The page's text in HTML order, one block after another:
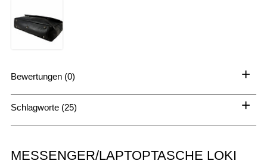
Bewertungen (0) +
Schlagworte (25) +
MESSENGER/LAPTOPTASCHE LOKI